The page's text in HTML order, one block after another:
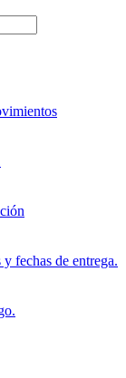
fechas de entrega.